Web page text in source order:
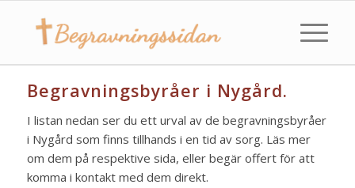
Begravningsbyråer i Nygård.
I listan nedan ser du ett urval av de begravningsbyråer
i Nygård som finns tillhands i en tid av sorg. Läs mer
om dem på respektive sida, eller begär offert för att
komma i kontakt med dem direkt.